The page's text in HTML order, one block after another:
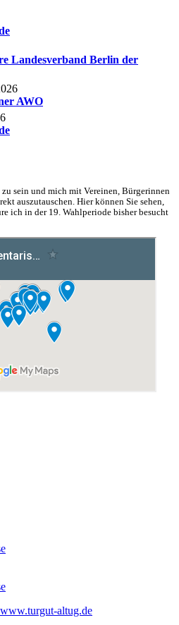
Landesverband Berlin der
AWO
sein und mich mit Vereinen, Bürgerinnen
auszutauschen. Hier können Sie sehen,
ich in der 19. Wahlperiode bisher besucht
altug.de